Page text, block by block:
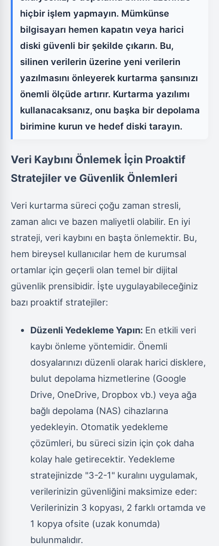
hiçbir işlem yapmayın. Mümkünse
bilgisayarı hemen kapatın veya harici
diski güvenli bir şekilde çıkarın. Bu,
silinen verilerin üzerine yeni verilerin
yazılmasını önleyerek kurtarma şansınızı
önemli ölçüde artırır. Kurtarma yazılımı
kullanacaksanız, onu başka bir depolama
birimine kurun ve hedef diski tarayın.
Veri Kaybını Önlemek İçin Proaktif
Stratejiler ve Güvenlik Önlemleri
Veri kurtarma süreci çoğu zaman stresli,
zaman alıcı ve bazen maliyetli olabilir. En iyi
strateji, veri kaybını en başta önlemektir. Bu,
hem bireysel kullanıcılar hem de kurumsal
ortamlar için geçerli olan temel bir dijital
güvenlik prensibidir. İşte uygulayabileceğiniz
bazı proaktif stratejiler:
Düzenli Yedekleme Yapın: En etkili veri
kaybı önleme yöntemidir. Önemli
dosyalarınızı düzenli olarak harici disklere,
bulut depolama hizmetlerine (Google
Drive, OneDrive, Dropbox vb.) veya ağa
bağlı depolama (NAS) cihazlarına
yedekleyin. Otomatik yedekleme
çözümleri, bu süreci sizin için çok daha
kolay hale getirecektir. Yedekleme
stratejinizde "3-2-1" kuralını uygulamak,
verilerinizin güvenliğini maksimize eder:
Verilerinizin 3 kopyası, 2 farklı ortamda ve
1 kopya ofsite (uzak konumda)
bulunmalıdır.